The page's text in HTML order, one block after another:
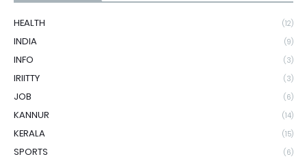
HEALTH (12)
INDIA (9)
INFO (3)
IRIITTY (3)
JOB (6)
KANNUR (14)
KERALA (15)
SPORTS (6)